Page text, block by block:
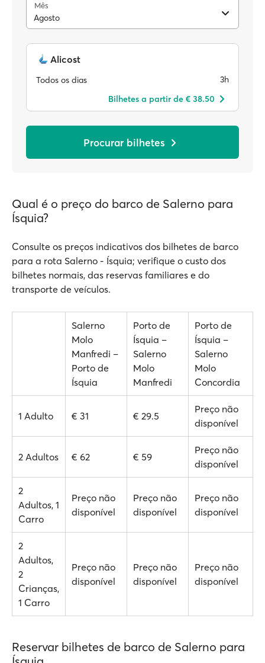
Mês
Agosto
Alicost
Todos os dias
3h
Bilhetes a partir de € 38.50
Procurar bilhetes
Qual é o preço do barco de Salerno para
Ísquia?
Consulte os preços indicativos dos bilhetes de barco
para a rota Salerno - Ísquia; verifique o custo dos
bilhetes normais, das reservas familiares e do
transporte de veículos.
Salerno
Molo
Manfredi –
Porto de
Ísquia
Porto de
Ísquia –
Salerno
Molo
Manfredi
Porto de
Ísquia –
Salerno
Molo
Concordia
1 Adulto € 31 € 29.5
Preço não
disponível
2 Adultos € 62 € 59
Preço não
disponível
2
Adultos, 1
Carro
Preço não
disponível
Preço não
disponível
Preço não
disponível
2
Adultos,
2
Crianças,
1 Carro
Preço não
disponível
Preço não
disponível
Preço não
disponível
Reservar bilhetes de barco de Salerno para